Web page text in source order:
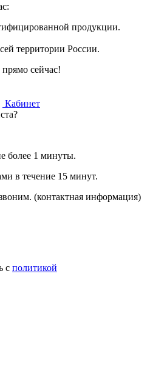
продукции.
территории России.
сейчас!
Кабинет
более 1 минуты.
в течение 15 минут.
(контактная информация)
с политикой